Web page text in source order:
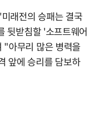
래전의 승패는 결국
뒷받침할 '소프트웨어
"아무리 많은 병력을
앞에 승리를 담보하